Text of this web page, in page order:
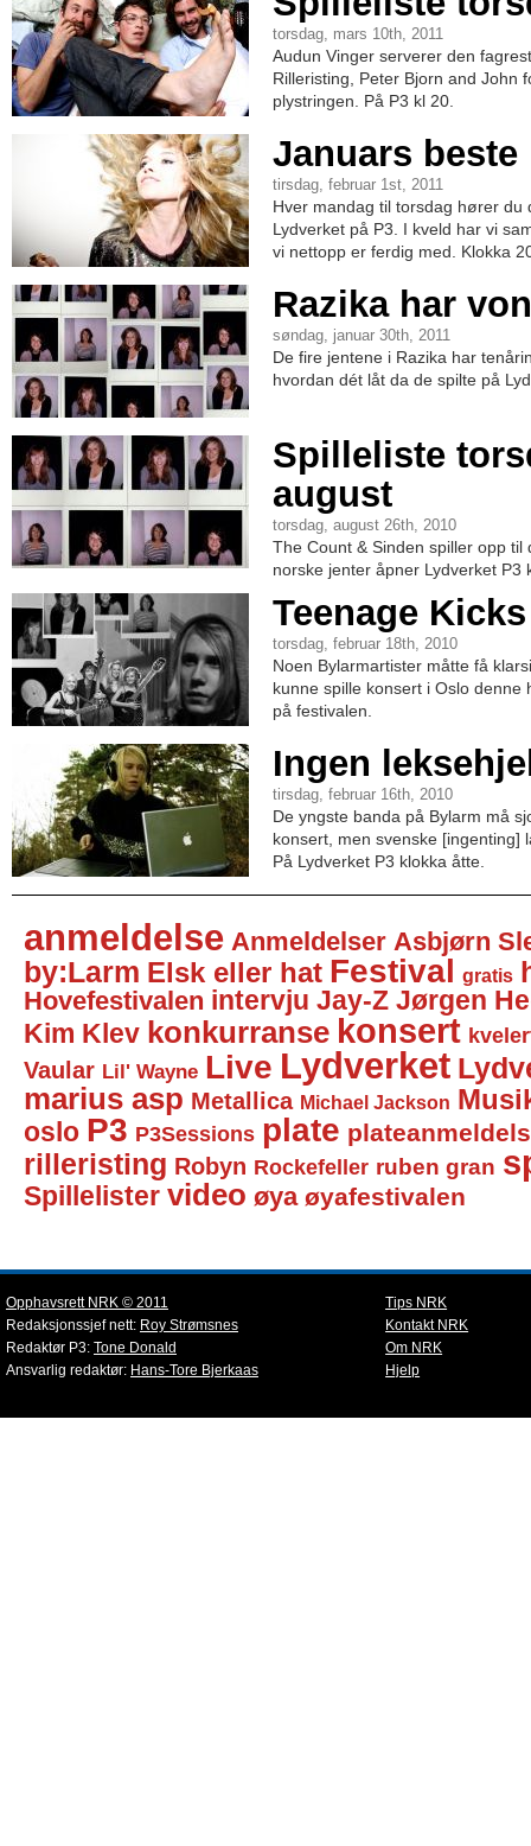
torsdag, mars 10th, 2011
Audun Vinger serverer den
Rilleristing, Peter Bjorn and John
plystringen. På P3 kl 20.
Januars beste
tirsdag, februar 1st, 2011
Hver mandag til torsdag hører du
Lydverket på P3. I kveld har vi
vi nettopp er ferdig med. Klokka
Razika har
søndag, januar 30th, 2011
De fire jentene i Razika har
hvordan dét låt da de spilte på
Spilleliste
august
torsdag, august 26th, 2010
The Count & Sinden spiller opp
norske jenter åpner Lydverket P3
Teenage
torsdag, februar 18th, 2010
Noen Bylarmartister måtte få
kunne spille konsert i Oslo
på festivalen.
Ingen
tirsdag, februar 16th, 2010
De yngste banda på Bylarm må
konsert, men svenske [ingenting]
På Lydverket P3 klokka åtte.
anmeldelse Anmeldelser Asbjørn
by:Larm Elsk eller hat Festival gratis
Hovefestivalen intervju Jay-Z Jørgen
Kim Klev konkurranse konsert
Vaular Lil' Wayne Live Lydverket
marius asp Metallica Michael Jackson
oslo P3 P3Sessions plate
rilleristing Robyn Rockefeller ruben gran
Spillelister video øya øyafestivalen
Opphavsrett NRK © 2011
Redaksjonssjef nett: Roy Strømsnes
Redaktør P3: Tone Donald
Ansvarlig redaktør: Hans-Tore Bjerkaas
Tips NRK
Kontakt NRK
Om NRK
Hjelp